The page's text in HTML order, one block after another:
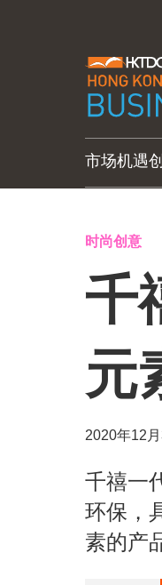
市场机遇
时尚创意
千
元
2020年12月
千禧一
环保，
素的产